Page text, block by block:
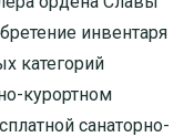
инвентаря
категорий
курортном
санаторно-